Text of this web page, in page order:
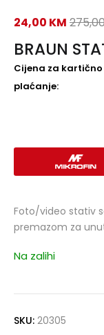
BRAUN
24,00 KM
Cijena za kartično
plaćanje:
Foto/video stativ
premazom za
Na zalihi
SKU: 20305